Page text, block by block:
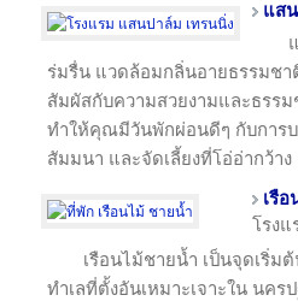
แส
ร่มรื่น แวดล้อมกลิ่นอายธรรมช
สัมผัสกับความสวยงามและธรร
ทำให้คุณมีวันพักผ่อนดีๆ กับการ
สัมมนา และจัดเลี้ยงที่โอ่อ่ากว้าง
เรื
โรง
เรือนไม้ชายน้ำ เป็นจุดเริ่ม
ทำเลที่ตั้งอันเหมาะเจาะใน นค